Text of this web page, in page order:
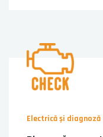
Electrică și diagnoză